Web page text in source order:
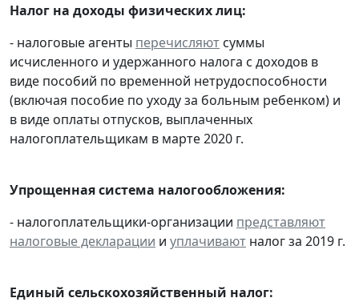
Налог на доходы физических лиц:
- налоговые агенты перечисляют суммы
исчисленного и удержанного налога с доходов в
виде пособий по временной нетрудоспособности
(включая пособие по уходу за больным ребенком) и
в виде оплаты отпусков, выплаченных
налогоплательщикам в марте 2020 г.
Упрощенная система налогообложения:
- налогоплательщики-организации представляют
налоговые декларации и уплачивают налог за 2019 г.
Единый сельскохозяйственный налог: